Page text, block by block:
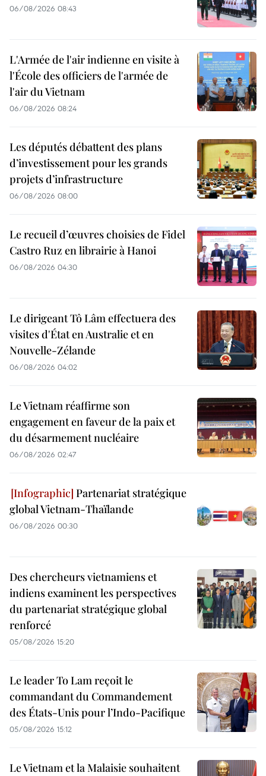
06/08/2026 08:43
L'Armée de l'air indienne en visite à
l'École des officiers de l'armée de
l'air du Vietnam
06/08/2026 08:24
Les députés débattent des plans
d’investissement pour les grands
projets d’infrastructure
06/08/2026 08:00
Le recueil d’œuvres choisies de Fidel
Castro Ruz en librairie à Hanoi
06/08/2026 04:30
Le dirigeant Tô Lâm effectuera des
visites d'État en Australie et en
Nouvelle-Zélande
06/08/2026 04:02
Le Vietnam réaffirme son
engagement en faveur de la paix et
du désarmement nucléaire
06/08/2026 02:47
Partenariat stratégique
global Vietnam-Thaïlande
06/08/2026 00:30
Des chercheurs vietnamiens et
indiens examinent les perspectives
du partenariat stratégique global
renforcé
05/08/2026 15:20
Le leader To Lam reçoit le
commandant du Commandement
des États-Unis pour l’Indo-Pacifique
05/08/2026 15:12
Le Vietnam et la Malaisie souhaitent